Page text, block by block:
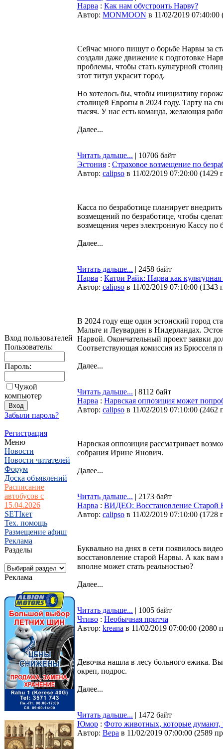
Вход пользователей
Пользователь:
Пароль:
Чужой
компьютер
Забыли пароль?
Регистрация
Меню
Новости
Новости читателей
Форум
Доска объявлений
Расписание
автобусов с
15.04.2026
SETIкет
Тех. помощь
Размещение афиш
Реклама
Разделы
Реклама
Нарва : Как нам обустроить Нарву?
Автор: MONMOON в 11/02/2019 07:40:00
Сейчас много пишут о борьбе Нарвы за
создали даже движение к подготовке
проблемы, чтобы стать культурной
этот титул украсит город.
Но хотелось бы, чтобы инициативу
столицей Европы в 2024 году. Тарту на
тысяч. У нас есть команда, желающая
Далее...
Читать дальше... | 10706 байт
Эстония : Страховое возмещение по
Автор: calipso в 11/02/2019 07:20:00 (1429
Касса по безработице планирует
возмещений по безработице, чтобы
возмещения через электронную Кассу по
Далее...
Читать дальше... | 2458 байт
Нарва : Катри Райк: Нарва как
Автор: calipso в 11/02/2019 07:10:00 (1343
В 2024 году еще один эстонский город
Мальте и Леуварден в Нидерландах.
Нарвой. Окончательный проект заявки
Соответствующая комиссия из Брюсселя
Далее...
Читать дальше... | 8112 байт
Нарва : Нарвская оппозиция может
Автор: calipso в 11/02/2019 07:10:00 (2462
Нарвская оппозиция рассматривает
собрания Ирине Янович.
Далее...
Читать дальше... | 2173 байт
Нарва : ВИДЕО: Восстановление Старой
Автор: calipso в 11/02/2019 07:10:00 (1728
Буквально на днях в сети появилось
восстановление старой Нарвы. А как вам
вполне может стать реальностью?
Далее...
Читать дальше... | 1005 байт
Чтиво : Необычная притча
Автор: kreana в 11/02/2019 07:00:00 (2080
Девочка нашла в лесу больного ежика.
окреп, подрос.
Далее...
Читать дальше... | 1472 байт
Юмор : Фото животных, которые думают,
Автор: Bepa в 11/02/2019 07:00:00 (2589